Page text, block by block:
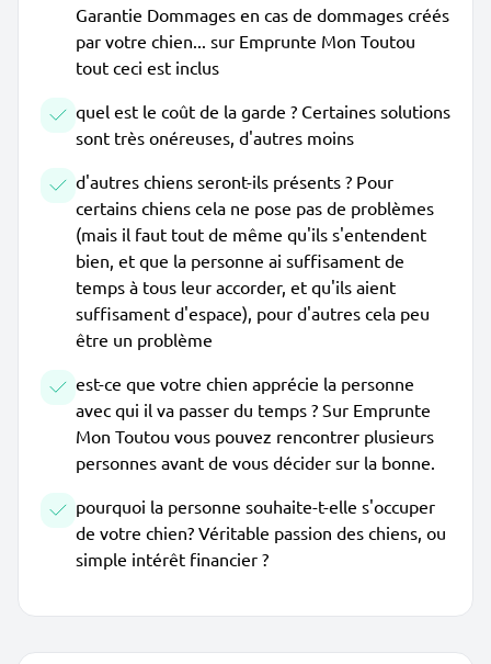
Garantie Dommages en cas de dommages créés
par votre chien... sur Emprunte Mon Toutou
tout ceci est inclus
quel est le coût de la garde ? Certaines solutions
sont très onéreuses, d'autres moins
d'autres chiens seront-ils présents ? Pour
certains chiens cela ne pose pas de problèmes
(mais il faut tout de même qu'ils s'entendent
bien, et que la personne ai suffisament de
temps à tous leur accorder, et qu'ils aient
suffisament d'espace), pour d'autres cela peu
être un problème
est-ce que votre chien apprécie la personne
avec qui il va passer du temps ? Sur Emprunte
Mon Toutou vous pouvez rencontrer plusieurs
personnes avant de vous décider sur la bonne.
pourquoi la personne souhaite-t-elle s'occuper
de votre chien? Véritable passion des chiens, ou
simple intérêt financier ?